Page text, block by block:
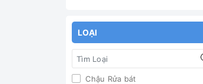
LOẠI
Chậu Rửa bát